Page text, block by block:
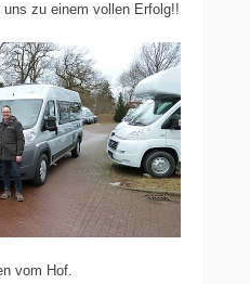
zu einem vollen Erfolg!!
vom Hof.